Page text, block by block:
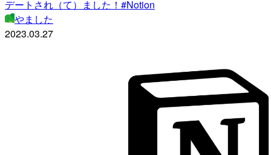
デートされ（て）ました！#Notion
やました
2023.03.27